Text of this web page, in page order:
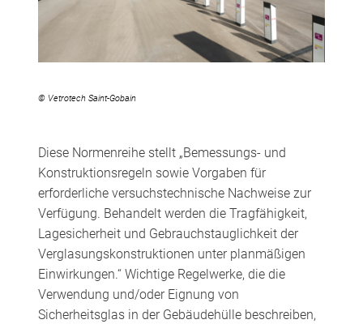
© Vetrotech Saint-Gobain
Diese Normenreihe stellt „Bemessungs- und
Konstruktionsregeln sowie Vorgaben für
erforderliche versuchstechnische Nachweise zur
Verfügung. Behandelt werden die Tragfähigkeit,
Lagesicherheit und Gebrauchstauglichkeit der
Verglasungskonstruktionen unter planmäßigen
Einwirkungen.“ Wichtige Regelwerke, die die
Verwendung und/oder Eignung von
Sicherheitsglas in der Gebäudehülle beschreiben,